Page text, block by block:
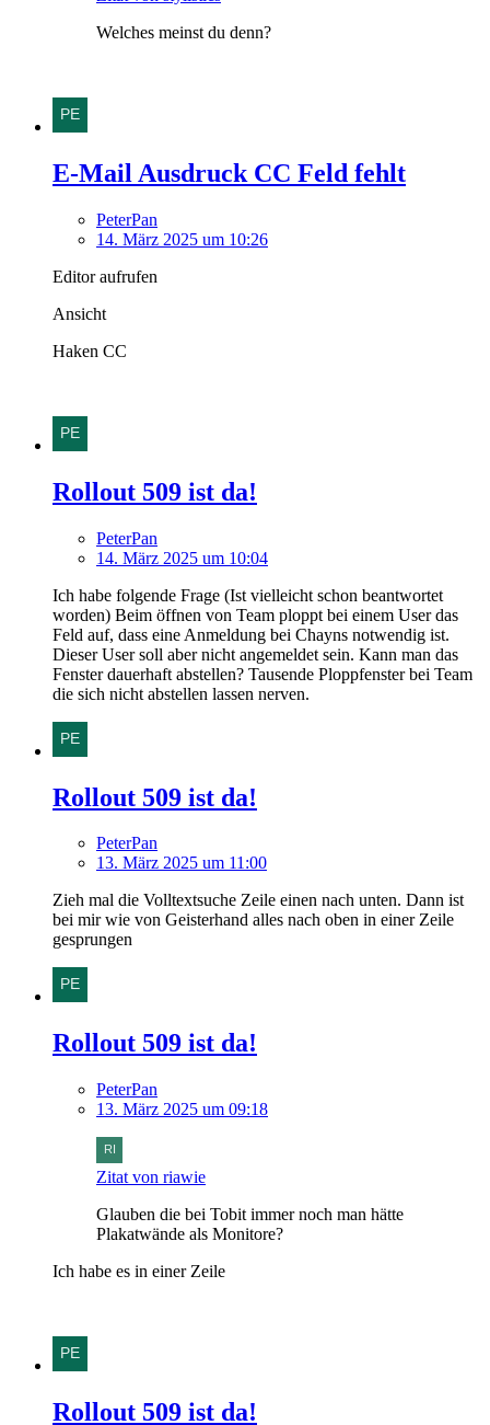
Welches meinst du denn?
E-Mail Ausdruck CC Feld fehlt
PeterPan
14. März 2025 um 10:26
Editor aufrufen
Ansicht
Haken CC
Rollout 509 ist da!
PeterPan
14. März 2025 um 10:04
Ich habe folgende Frage (Ist vielleicht schon beantwortet
worden) Beim öffnen von Team ploppt bei einem User das
Feld auf, dass eine Anmeldung bei Chayns notwendig ist.
Dieser User soll aber nicht angemeldet sein. Kann man das
Fenster dauerhaft abstellen? Tausende Ploppfenster bei Team
die sich nicht abstellen lassen nerven.
Rollout 509 ist da!
PeterPan
13. März 2025 um 11:00
Zieh mal die Volltextsuche Zeile einen nach unten. Dann ist
bei mir wie von Geisterhand alles nach oben in einer Zeile
gesprungen
Rollout 509 ist da!
PeterPan
13. März 2025 um 09:18
Zitat von riawie
Glauben die bei Tobit immer noch man hätte
Plakatwände als Monitore?
Ich habe es in einer Zeile
Rollout 509 ist da!